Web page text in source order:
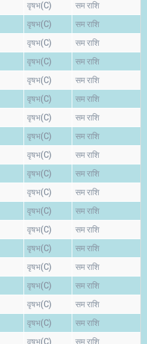
वृषभ(C) सम राशि
वृषभ(C) सम राशि
वृषभ(C) सम राशि
वृषभ(C) सम राशि
वृषभ(C) सम राशि
वृषभ(C) सम राशि
वृषभ(C) सम राशि
वृषभ(C) सम राशि
वृषभ(C) सम राशि
वृषभ(C) सम राशि
वृषभ(C) सम राशि
वृषभ(C) सम राशि
वृषभ(C) सम राशि
वृषभ(C) सम राशि
वृषभ(C) सम राशि
वृषभ(C) सम राशि
वृषभ(C) सम राशि
वृषभ(C) सम राशि
वृषभ(C) सम राशि